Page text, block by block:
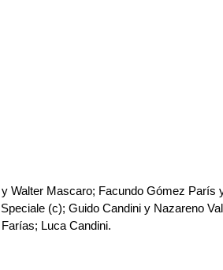
Walter Mascaro; Facundo Gómez París
(c); Guido Candini y Nazareno
Luca Candini.